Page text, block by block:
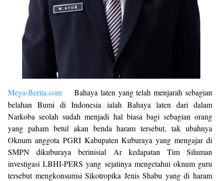
Mega-Berita.com Bahaya laten yang telah menjarah sebagian
belahan Bumi di Indonesia ialah Bahaya laten dari dalam
Narkoba seolah sudah menjadi hal biasa bagi sebagian orang
yang paham betul akan benda haram tersebut, tak ubahnya
Oknum anggota PGRI Kabupaten Kuburaya yang mengajar di
SMPN dikuburaya berinisial Ar kedapatan Tim Siluman
investigasi LBHI-PERS yang sejatinya mengetahui oknum guru
tersebut mengkonsumsi Sikotropika Jenis Shabu yang di haram